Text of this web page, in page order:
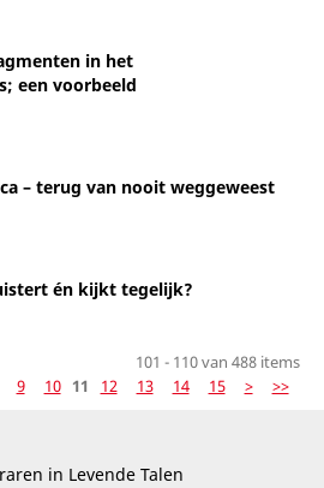
in het
een voorbeeld
– terug van nooit weggeweest
én kijkt tegelijk?
101 - 110 van 488 items
9 10 11 12 13 14 15 > >>
in Levende Talen